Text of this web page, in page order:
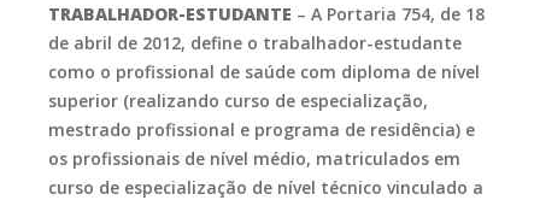
TRABALHADOR-ESTUDANTE – A Portaria 754, de 18
de abril de 2012, define o trabalhador-estudante
como o profissional de saúde com diploma de nível
superior (realizando curso de especialização,
mestrado profissional e programa de residência) e
os profissionais de nível médio, matriculados em
curso de especialização de nível técnico vinculado a